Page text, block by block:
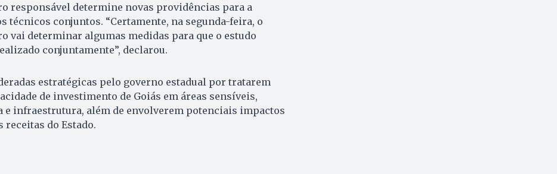
responsável determine novas providências para a
técnicos conjuntos. “Certamente, na segunda-feira, o
vai determinar algumas medidas para que o estudo
conjuntamente”, declarou.
estratégicas pelo governo estadual por tratarem
de investimento de Goiás em áreas sensíveis,
e infraestrutura, além de envolverem potenciais impactos
do Estado.